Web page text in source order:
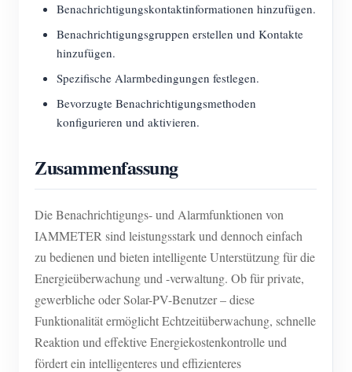
Benachrichtigungskontaktinformationen hinzufügen.
Benachrichtigungsgruppen erstellen und Kontakte
hinzufügen.
Spezifische Alarmbedingungen festlegen.
Bevorzugte Benachrichtigungsmethoden
konfigurieren und aktivieren.
Zusammenfassung
Die Benachrichtigungs- und Alarmfunktionen von
IAMMETER sind leistungsstark und dennoch einfach
zu bedienen und bieten intelligente Unterstützung für die
Energieüberwachung und -verwaltung. Ob für private,
gewerbliche oder Solar-PV-Benutzer – diese
Funktionalität ermöglicht Echtzeitüberwachung, schnelle
Reaktion und effektive Energiekostenkontrolle und
fördert ein intelligenteres und effizienteres